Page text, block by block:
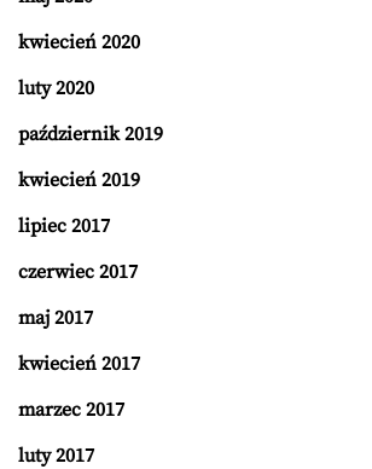
kwiecień 2020
luty 2020
październik 2019
kwiecień 2019
lipiec 2017
czerwiec 2017
maj 2017
kwiecień 2017
marzec 2017
luty 2017